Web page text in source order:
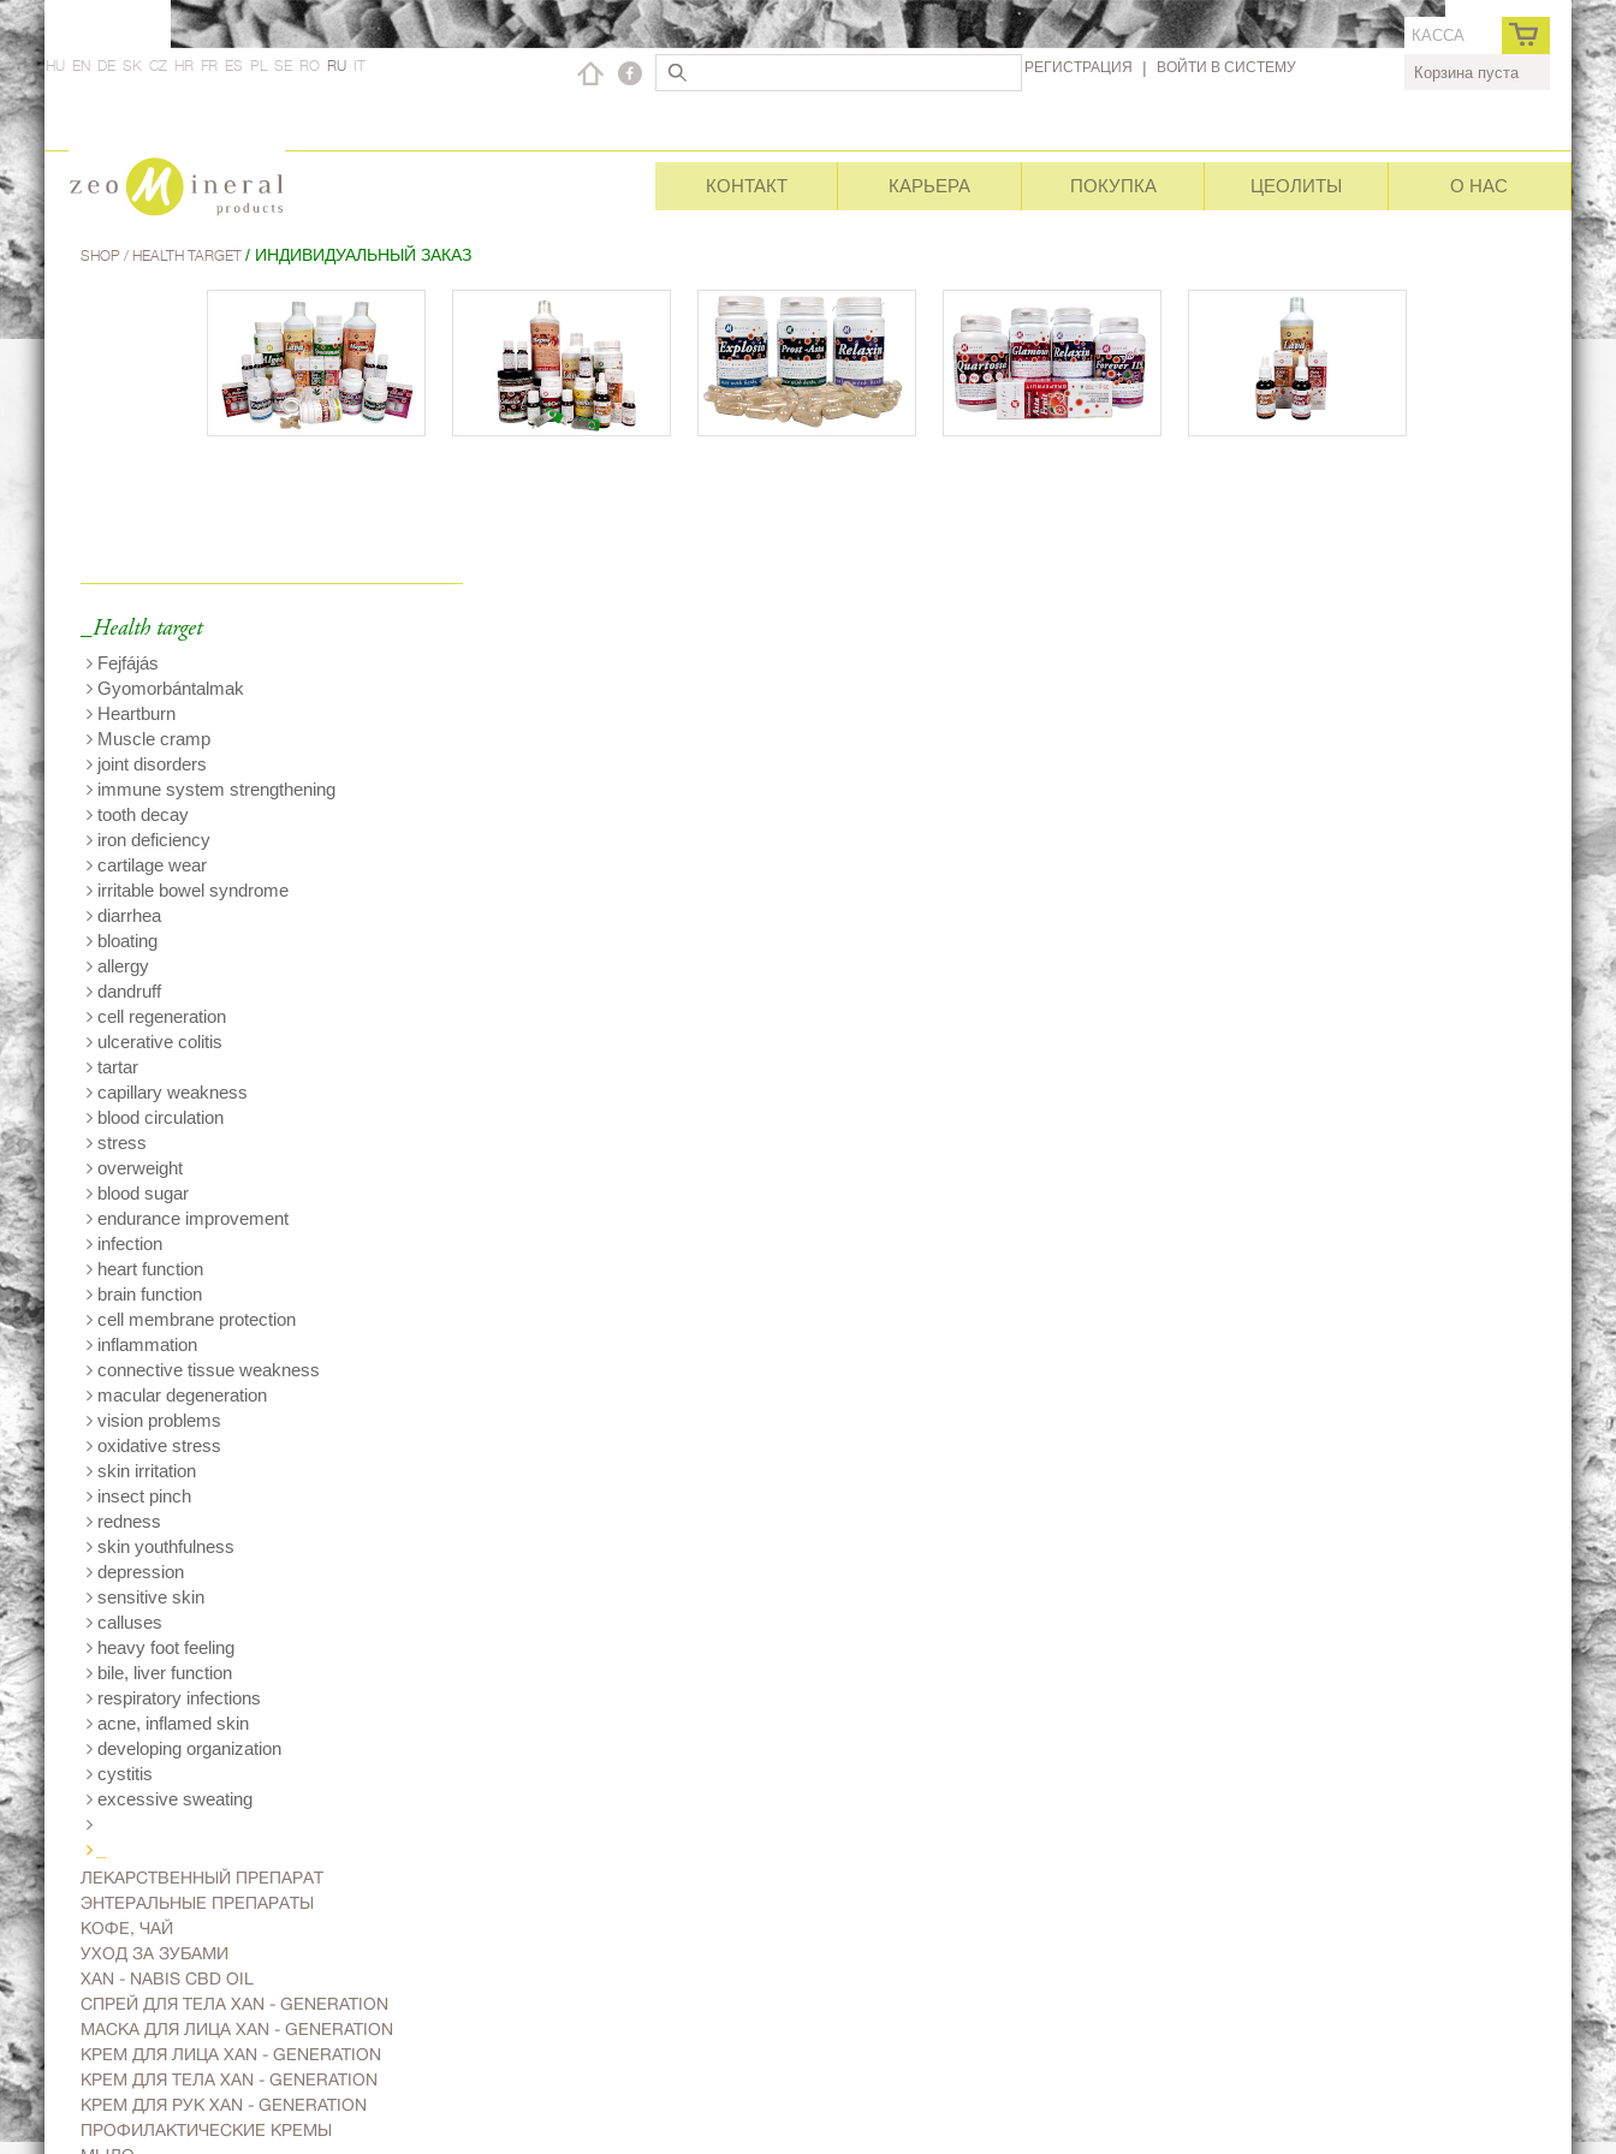
HU EN DE SK CZ HR FR ES PL SE RO RU IT РЕГИСТРАЦИЯ | ВОЙТИ В СИСТЕМУ
КАССА
Корзина пуста
О НАС
ЦЕОЛИТЫ
ПОКУПКА
КАРЬЕРА
КОНТАКТ
SHOP / HEALTH TARGET / ИНДИВИДУАЛЬНЫЙ ЗАКАЗ
_Health target
Fejfájás
Gyomorbántalmak
Heartburn
Muscle cramp
joint disorders
immune system strengthening
tooth decay
iron deficiency
cartilage wear
irritable bowel syndrome
diarrhea
bloating
allergy
dandruff
cell regeneration
ulcerative colitis
tartar
capillary weakness
blood circulation
stress
overweight
blood sugar
endurance improvement
infection
heart function
brain function
cell membrane protection
inflammation
connective tissue weakness
macular degeneration
vision problems
oxidative stress
skin irritation
insect pinch
redness
skin youthfulness
depression
sensitive skin
calluses
heavy foot feeling
bile, liver function
respiratory infections
acne, inflamed skin
developing organization
cystitis
excessive sweating
ЛЕКАРСТВЕННЫЙ ПРЕПАРАТ
ЭНТЕРАЛЬНЫЕ ПРЕПАРАТЫ
KОФЕ, ЧАЙ
УХОД ЗА ЗУБАМИ
XAN - NABIS CBD OIL
СПРЕЙ ДЛЯ ТЕЛА XAN - GENERATION
МАСКА ДЛЯ ЛИЦА XAN - GENERATION
KРЕМ ДЛЯ ЛИЦА XAN - GENERATION
КРЕМ ДЛЯ ТЕЛА XAN - GENERATION
КРЕМ ДЛЯ РУК XAN - GENERATION
ПРОФИЛАКТИЧЕСКИЕ КРЕМЫ